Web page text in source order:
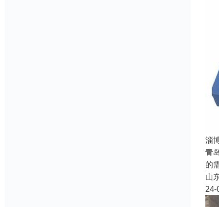
淄
青
的
山
24-